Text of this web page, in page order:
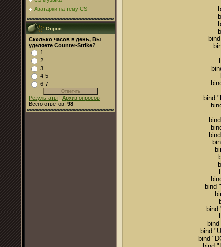
Аватарки на тему CS
Опрос
Сколько часов в день, Вы
уделяете Counter-Strike?
1
2
3
4-5
6-7
Результаты | Архив опросов
Всего ответов: 98
bind
bind
bind
bind
bind
bind